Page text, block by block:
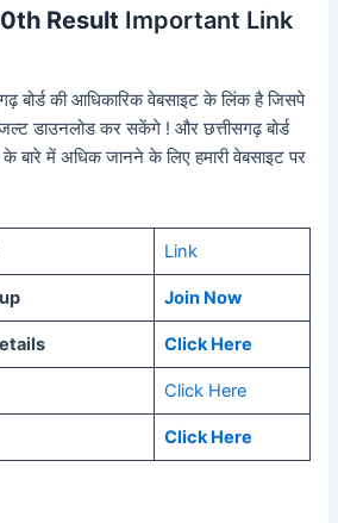
Result Important Link
बोर्ड की आधिकारिक वेबसाइट के लिंक है जिसपे
डाउनलोड कर सकेंगे ! और छत्तीसगढ़ बोर्ड
में अधिक जानने के लिए हमारी वेबसाइट पर
Link
Join Now
Click Here
Click Here
Click Here